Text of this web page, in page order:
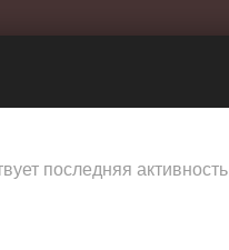
последняя активность